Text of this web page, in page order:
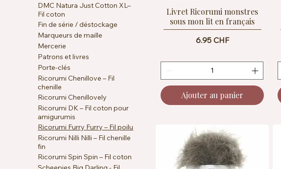
DMC Natura Just Cotton XL–
Fil coton
Fin de série / déstockage
Marqueurs de maille
Mercerie
Patrons et livres
Porte-clés
Ricorumi Chenillove – Fil
chenille
Ricorumi Chenillovely
Ricorumi DK – Fil coton pour
amigurumis
Ricorumi Furry Furry – Fil poilu
Ricorumi Nilli Nilli – Fil chenille
fin
Ricorumi Spin Spin – Fil coton
Livret Ricorumi monstres
sous mon lit en français
Prix
6.95 CHF
Ajouter au panier